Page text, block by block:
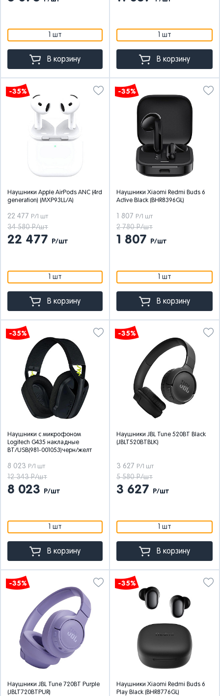
1 шт
В корзину
1 шт
В корзину
-35%
Наушники Apple AirPods ANC (4rd
generation) (MXP93LL/A)
22 477 Р/1 шт
34 580 Р/шт
22 477 Р/шт
1 шт
В корзину
-35%
Наушники Xiaomi Redmi Buds 6
Active Black (BHR8396GL)
1 807 Р/1 шт
2 780 Р/шт
1 807 Р/шт
1 шт
В корзину
-35%
Наушники с микрофоном
Logitech G435 накладные
BT/USB(981-001053)черн/желт
8 023 Р/1 шт
12 343 Р/шт
8 023 Р/шт
1 шт
В корзину
-35%
Наушники JBL Tune 520BT Black
(JBLT520BTBLK)
3 627 Р/1 шт
5 580 Р/шт
3 627 Р/шт
1 шт
В корзину
-35%
Наушники JBL Tune 720BT Purple
(JBLT720BTPUR)
-35%
Наушники Xiaomi Redmi Buds 6
Play Black (BHR8776GL)